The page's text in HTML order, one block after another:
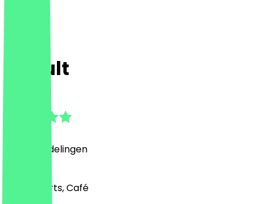
Eiskult
Beoordelingen
IJs, Desserts, Café